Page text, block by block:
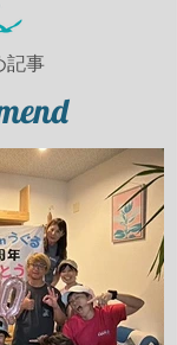
記事